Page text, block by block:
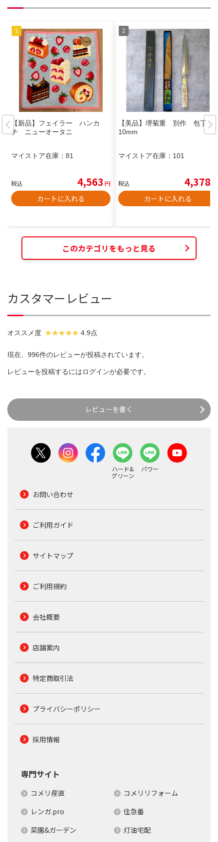
【新品】フェイラー ハンカ
チ ニューオータニ
マイストア在庫： 81
税込 4,563 円
カートに入れる
【美品】堺菊重 別作 包丁 2
10mm
マイストア在庫： 101
税込 4,378
カートに入れる
このカテゴリをもっと見る
カスタマーレビュー
オススメ度 4.9点
現在、996件のレビューが投稿されています。
レビューを投稿するにはログインが必要です。
レビューを書く
ハード&
グリーン
パワー
お問い合わせ
ご利用ガイド
サイトマップ
ご利用規約
会社概要
店舗案内
特定商取引法
プライバシーポリシー
採用情報
専門サイト
コメリ産直
コメリリフォーム
レンガ.pro
住急番
菜園&ガーデン
灯油宅配